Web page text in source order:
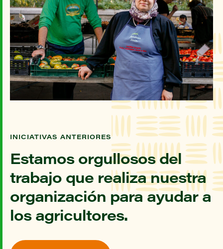
INICIATIVAS ANTERIORES
Estamos orgullosos del
trabajo que realiza nuestra
organización para ayudar a
los agricultores.